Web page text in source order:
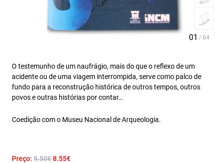
O testemunho de um naufrágio, mais do que o reflexo de um
acidente ou de uma viagem interrompida, serve como palco de
fundo para a reconstrução histórica de outros tempos, outros
povos e outras histórias por contar…
Coedição com o Museu Nacional de Arqueologia.
Preço: 9.50€8.55€